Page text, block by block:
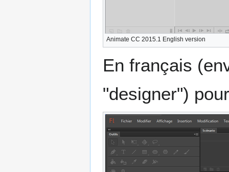
Animate CC 2015.1 English version
En français
"designer")